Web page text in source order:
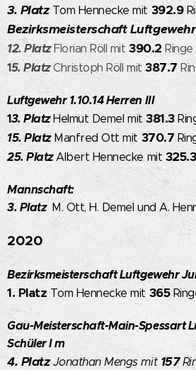
3. PlatzTom Hennecke mit392.9
Bezirksmeisterschaft Luftgewehr
12. PlatzFlorian Röll mit390.2Ringe
15. PlatzChristoph Röll mit387.7
Luftgewehr 1.10.14 Herren III
13. PlatzHelmut Demel mit381.3
15. Platz Manfred Ott mit 370.7
25. PlatzAlbert Hennecke mit325.3
Mannschaft:
3. Platz M. Ott, H. Demel und A.
2020
Bezirksmeisterschaft Luftgewehr
1. Platz Tom Hennecke mit365
Gau-Meisterschaft-Main-Spessart
Schüler I m
4. PlatzJonathan Mengs mit 157